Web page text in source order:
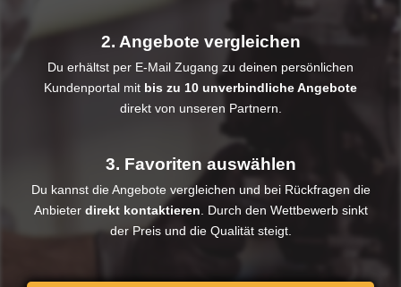
2. Angebote vergleichen
Du erhältst per E-Mail Zugang zu deinen persönlichen
Kundenportal mit bis zu 10 unverbindliche Angebote
direkt von unseren Partnern.
3. Favoriten auswählen
Du kannst die Angebote vergleichen und bei Rückfragen die
Anbieter direkt kontaktieren. Durch den Wettbewerb sinkt
der Preis und die Qualität steigt.​